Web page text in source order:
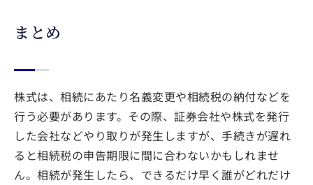
まとめ
株式は、相続にあたり名義変更や相続税の納付などを
行う必要があります。その際、証券会社や株式を発行
した会社などやり取りが発生しますが、手続きが遅れ
ると相続税の申告期限に間に合わないかもしれませ
ん。相続が発生したら、できるだけ早く誰がどれだけ